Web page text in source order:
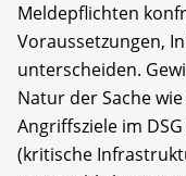
Meldepflichten
Voraussetzungen,
unterscheiden.
Natur der Sache
Angriffsziele im
(kritische